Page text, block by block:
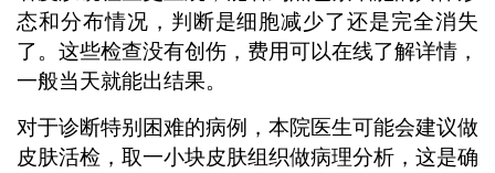
态和分布情况，判断是细胞减少了还是完全消失
了。这些检查没有创伤，费用可以在线了解详情，
一般当天就能出结果。
对于诊断特别困难的病例，本院医生可能会建议做
皮肤活检，取一小块皮肤组织做病理分析，这是确